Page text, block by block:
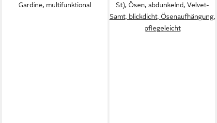
Gardine, multifunktional
St), Ösen, abdunkelnd, Velvet-
Samt, blickdicht, Ösenaufhängung,
pflegeleicht